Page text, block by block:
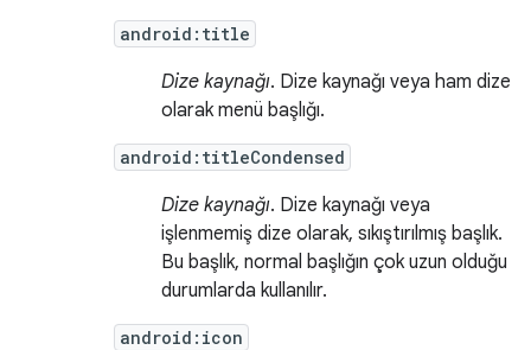
android:title
Dize kaynağı. Dize kaynağı veya ham dize
olarak menü başlığı.
android:titleCondensed
Dize kaynağı. Dize kaynağı veya
işlenmemiş dize olarak, sıkıştırılmış başlık.
Bu başlık, normal başlığın çok uzun olduğu
durumlarda kullanılır.
android:icon